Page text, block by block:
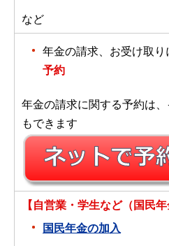
など
年金の請求、お受け取
予約
年金の請求に関する予約は
もできます
【自営業・学生など（国民
国民年金の加入